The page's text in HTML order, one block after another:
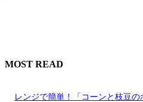
MOST READ
レンジで簡単！「コーンと枝豆